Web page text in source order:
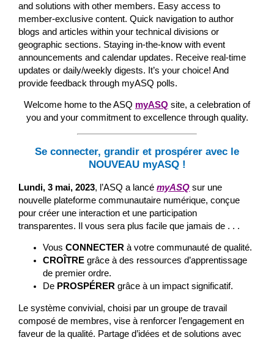
and solutions with other members. Easy access to
member-exclusive content. Quick navigation to author
blogs and articles within your technical divisions or
geographic sections. Staying in-the-know with event
announcements and calendar updates. Receive real-time
updates or daily/weekly digests. It’s your choice! And
provide feedback through myASQ polls.
Welcome home to the ASQ myASQ site, a celebration of
you and your commitment to excellence through quality.
Se connecter, grandir et prospérer avec le
NOUVEAU myASQ !
Lundi, 3 mai, 2023, l’ASQ a lancémyASQ sur une
nouvelle plateforme communautaire numérique, conçue
pour créer une interaction et une participation
transparentes. Il vous sera plus facile que jamais de . . .
VousCONNECTER à votre communauté de qualité.
CROÎTRE grâce à des ressources d’apprentissage
de premier ordre.
De PROSPÉRER grâce à un impact significatif.
Le système convivial, choisi par un groupe de travail
composé de membres, vise à renforcer l’engagement en
faveur de la qualité. Partage d’idées et de solutions avec